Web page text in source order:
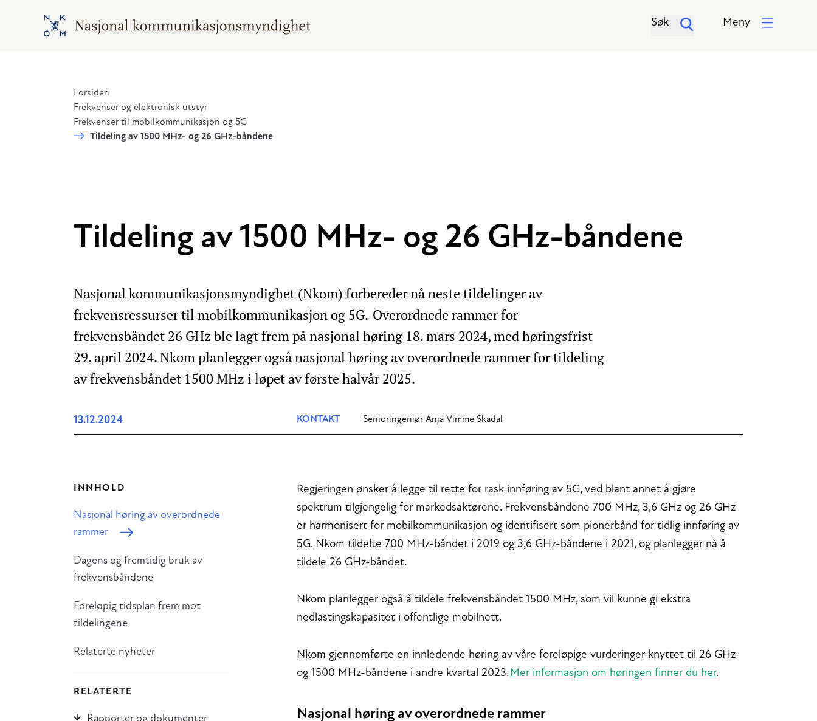
Hopp til hovedinnhold
Gå til hovedsiden Søk Meny
Forsiden
Frekvenser og elektronisk utstyr
Frekvenser til mobilkommunikasjon og 5G
Tildeling av 1500 MHz- og 26 GHz-båndene
Tildeling av 1500 MHz- og 26 GHz-båndene
Nasjonal kommunikasjonsmyndighet (Nkom) forbereder nå neste tildelinger av
frekvensressurser til mobilkommunikasjon og 5G. Overordnede rammer for
frekvensbåndet 26 GHz ble lagt frem på nasjonal høring 18. mars 2024, med høringsfrist
29. april 2024. Nkom planlegger også nasjonal høring av overordnede rammer for tildeling
av frekvensbåndet 1500 MHz i løpet av første halvår 2025.
13.12.2024 KONTAKT Senioringeniør Anja Vimme Skadal
INNHOLD
Nasjonal høring av overordnede
rammer
Dagens og fremtidig bruk av
frekvensbåndene
Foreløpig tidsplan frem mot
tildelingene
Relaterte nyheter
RELATERTE
Regjeringen ønsker å legge til rette for rask innføring av 5G, ved blant annet å gjøre
spektrum tilgjengelig for markedsaktørene. Frekvensbåndene 700 MHz, 3,6 GHz og 26 GHz
er harmonisert for mobilkommunikasjon og identifisert som pionerbånd for tidlig innføring av
5G. Nkom tildelte 700 MHz-båndet i 2019 og 3,6 GHz-båndene i 2021, og planlegger nå å
tildele 26 GHz-båndet.
Nkom planlegger også å tildele frekvensbåndet 1500 MHz, som vil kunne gi ekstra
nedlastingskapasitet i offentlige mobilnett.
Nkom gjennomførte en innledende høring av våre foreløpige vurderinger knyttet til 26 GHz-
og 1500 MHz-båndene i andre kvartal 2023. Mer informasjon om høringen finner du her.
Nasjonal høring av overordnede rammer